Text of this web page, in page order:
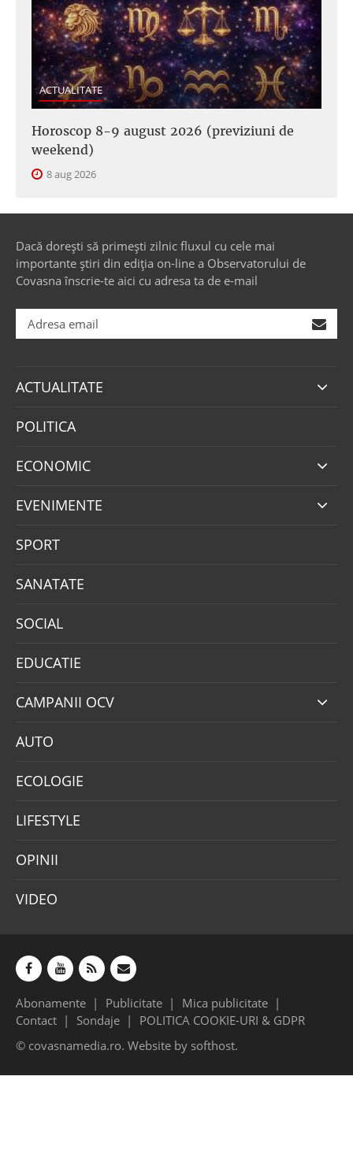
ACTUALITATE
Horoscop 8-9 august 2026 (previziuni de
weekend)
8 aug 2026
Dacă dorești să primești zilnic fluxul cu cele mai
importante știri din ediția on-line a Observatorului de
Covasna înscrie-te aici cu adresa ta de e-mail
ACTUALITATE
POLITICA
ECONOMIC
EVENIMENTE
SPORT
SANATATE
SOCIAL
EDUCATIE
CAMPANII OCV
AUTO
ECOLOGIE
LIFESTYLE
OPINII
VIDEO
Abonamente Publicitate
Mica publicitate
Contact
Sondaje
POLITICA COOKIE-URI & GDPR
© covasnamedia.ro. Website by softhost.